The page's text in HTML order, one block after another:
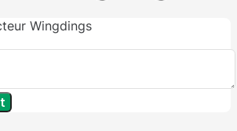
Wingdings